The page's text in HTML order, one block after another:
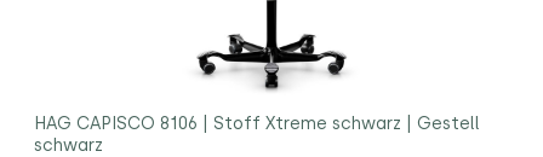
HAG CAPISCO 8106 | Stoff Xtreme schwarz | Gestell
schwarz